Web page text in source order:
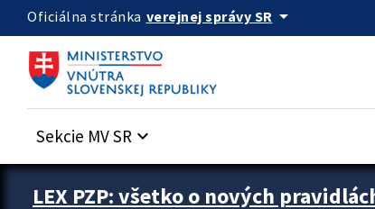
Preskocit na hlavný obsah
Oficiálna stránka verejnej správy SR arrow_drop_down
Sekcie MV SR keyboard_arrow_down
Zastavit automatický posun upútavok
LEX PZP: všetko o nových